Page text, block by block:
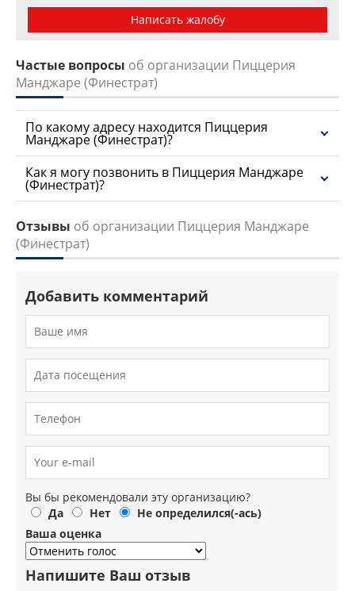
Написать жалобу
Частые вопросы об организации Пиццерия
Манджаре (Финестрат)
По какому адресу находится Пиццерия
Манджаре (Финестрат)?
Как я могу позвонить в Пиццерия Манджаре
(Финестрат)?
Отзывы об организации Пиццерия Манджаре
(Финестрат)
Добавить комментарий
Вы бы рекомендовали эту организацию?
Да
Нет
Не определился(-ась)
Ваша оценка
Напишите Ваш отзыв